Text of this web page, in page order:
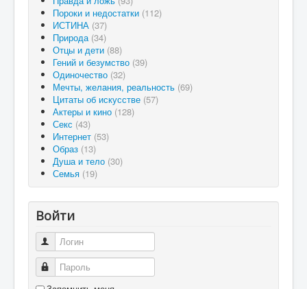
Пороки и недостатки (112)
ИСТИНА (37)
Природа (34)
Отцы и дети (88)
Гений и безумство (39)
Одиночество (32)
Мечты, желания, реальность (69)
Цитаты об искусстве (57)
Актеры и кино (128)
Секс (43)
Интернет (53)
Образ (13)
Душа и тело (30)
Семья (19)
Войти
Логин
Пароль